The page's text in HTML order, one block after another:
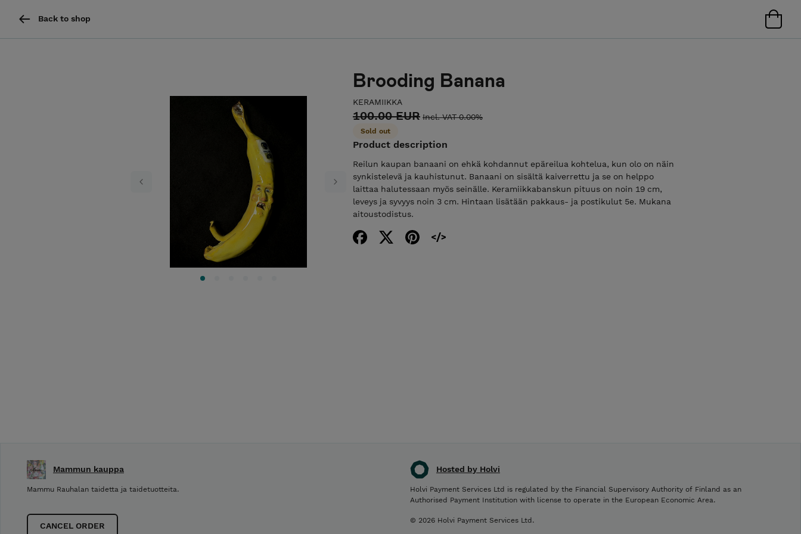
Back to shop
Previous Next
Brooding Banana
KERAMIIKKA
100.00 EUR Incl. VAT 0.00%
Sold out
Product description
Reilun kaupan banaani on ehkä kohdannut epäreilua kohtelua, kun olo on näin
synkistelevä ja kauhistunut. Banaani on sisältä kaiverrettu ja se on helppo
laittaa halutessaan myös seinälle. Keramiikkabanskun pituus on noin 19 cm,
leveys ja syvyys noin 3 cm. Hintaan lisätään pakkaus- ja postikulut 5e. Mukana
aitoustodistus.
Hosted by Holvi
Holvi Payment Services Ltd is regulated by the Financial Supervisory Authority of Finland as an
Authorised Payment Institution with license to operate in the European Economic Area.
© 2026 Holvi Payment Services Ltd.
Mammun kauppa
Mammu Rauhalan taidetta ja taidetuotteita.
CANCEL ORDER